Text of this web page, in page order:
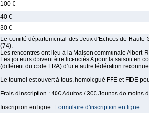
100 €
40 €
30 €
Le comité départemental des Jeux d'Echecs de
(74).
Les rencontres ont lieu à la Maison communale
Les joueurs doivent être licenciés A pour la saison en
(différent du code FRA) d’une autre fédération
Le tournoi est ouvert à tous, homologué FFE et FIDE
Frais d'inscription : 40€ Adultes / 30€ Jeunes de moins
Inscription en ligne : Formulaire d'inscription en ligne